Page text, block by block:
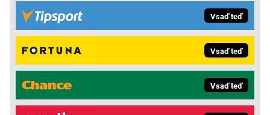
Vsaď teď
Vsaď teď
Vsaď teď